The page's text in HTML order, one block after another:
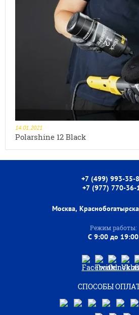
14.01.2021
Polarshine 12 Black
+7 (499) 993-35-
+7 (977) 770-36-
Москва,
Режим работы:
C 9:00 до 19:00
СПОСОБЫ